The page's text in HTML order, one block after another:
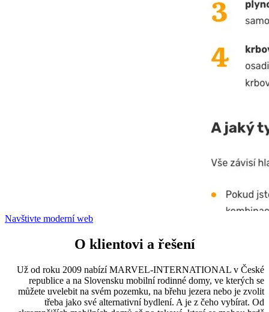
Navštivte moderní web
O klientovi a řešení
Už od roku 2009 nabízí MARVEL-INTERNATIONAL v České
republice a na Slovensku mobilní rodinné domy, ve kterých se
můžete uvelebit na svém pozemku, na břehu jezera nebo je zvolit
třeba jako své alternativní bydlení. A je z čeho vybírat. Od